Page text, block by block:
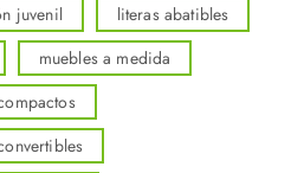
juvenil
literas abatibles
muebles a medida